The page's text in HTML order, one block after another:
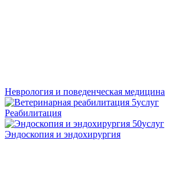
Неврология и поведенческая медицина
5услуг
Реабилитация
50услуг
Эндоскопия и эндохирургия